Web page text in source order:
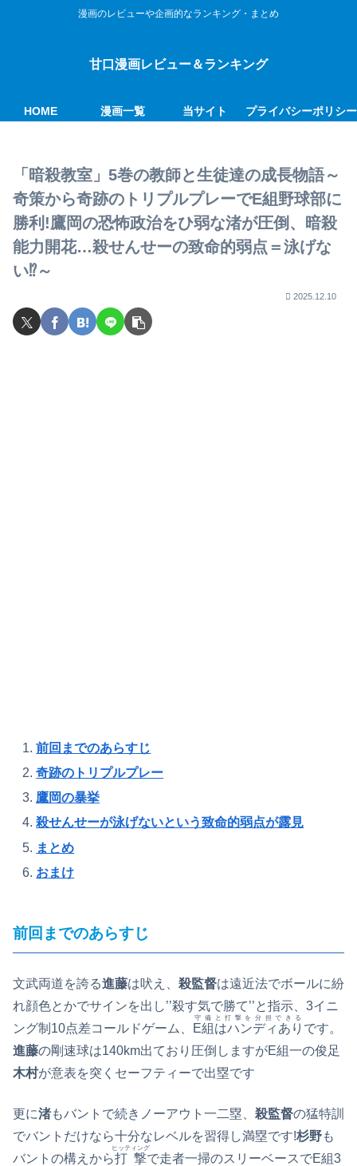
漫画のレビューや企画的なランキング・まとめ
甘口漫画レビュー＆ランキング
HOME 漫画一覧 当サイト プライバシーポリシー
「暗殺教室」5巻の教師と生徒達の成長物語～
奇策から奇跡のトリプルプレーでE組野球部に
勝利!鷹岡の恐怖政治をひ弱な渚が圧倒、暗殺
能力開花…殺せんせーの致命的弱点＝泳げな
い⁉～
2025.12.10
前回までのあらすじ
奇跡のトリプルプレー
鷹岡の暴挙
殺せんせーが泳げないという致命的弱点が露見
まとめ
おまけ
前回までのあらすじ
文武両道を誇る進藤は吠え、 殺監督は遠近法でボールに紛
れ顔色とかでサインを出し’’殺す気で勝て’’と指示、3イニ
ング制10点差コールドゲーム、
E組はハンディあり
守備と打撃を分担できる
です。
進藤の剛速球は140km出ており圧倒しますがE組一の俊足
木村が意表を突くセーフティーで出塁です
更に渚もバントで続きノーアウト一二塁、 殺監督の猛特訓
でバントだけなら十分なレベルを習得し満塁です!杉野も
バントの構えから打撃
ヒッティング
で走者一掃のスリーベースでE組3